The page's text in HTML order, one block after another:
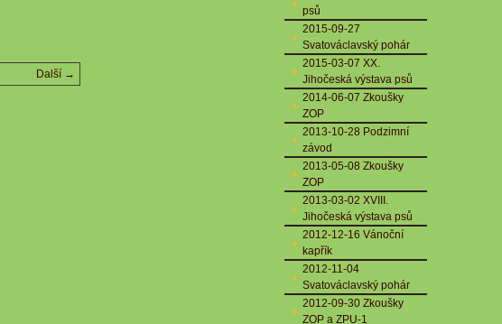
Další →
psů
2015-09-27
Svatováclavský pohár
2015-03-07 XX.
Jihočeská výstava psů
2014-06-07 Zkoušky
ZOP
2013-10-28 Podzimní
závod
2013-05-08 Zkoušky
ZOP
2013-03-02 XVIII.
Jihočeská výstava psů
2012-12-16 Vánoční
kapřík
2012-11-04
Svatováclavský pohár
2012-09-30 Zkoušky
ZOP a ZPU-1